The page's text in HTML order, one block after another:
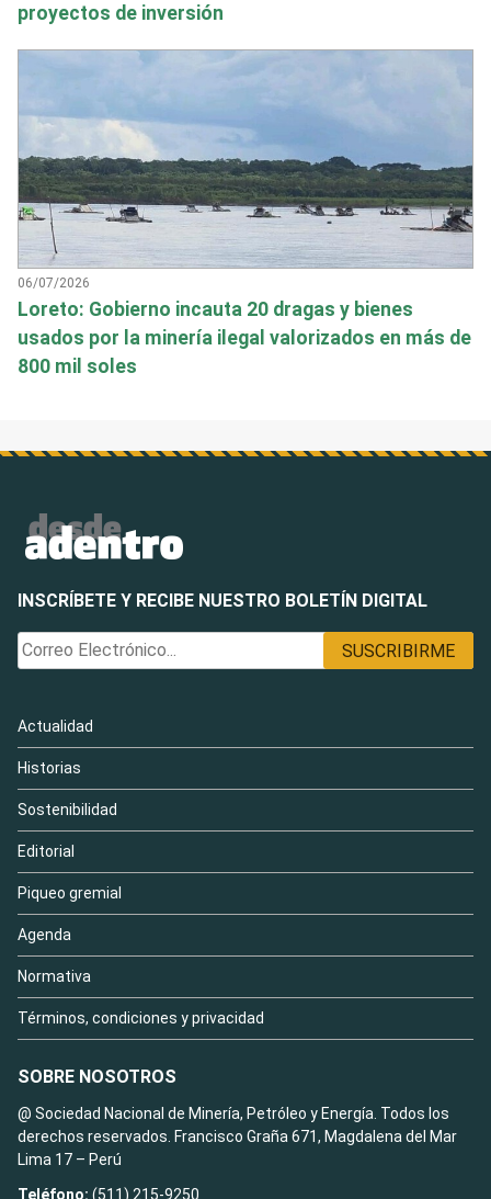
proyectos de inversión
06/07/2026
Loreto: Gobierno incauta 20 dragas y bienes
usados por la minería ilegal valorizados en más de
800 mil soles
INSCRÍBETE Y RECIBE NUESTRO BOLETÍN DIGITAL
Actualidad
Historias
Sostenibilidad
Editorial
Piqueo gremial
Agenda
Normativa
Términos, condiciones y privacidad
SOBRE NOSOTROS
@ Sociedad Nacional de Minería, Petróleo y Energía. Todos los
derechos reservados. Francisco Graña 671, Magdalena del Mar
Lima 17 – Perú
Teléfono: (511) 215-9250